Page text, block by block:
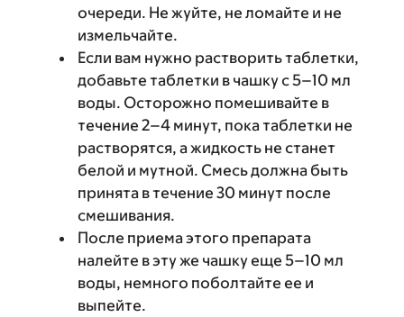
очереди. Не жуйте, не ломайте и не
измельчайте.
Если вам нужно растворить таблетки,
добавьте таблетки в чашку с 5–10 мл
воды. Осторожно помешивайте в
течение 2–4 минут, пока таблетки не
растворятся, а жидкость не станет
белой и мутной. Смесь должна быть
принята в течение 30 минут после
смешивания.
После приема этого препарата
налейте в эту же чашку еще 5–10 мл
воды, немного поболтайте ее и
выпейте.